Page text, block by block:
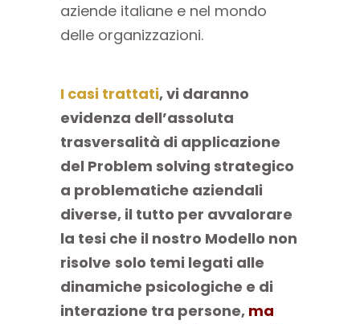
aziende italiane e nel mondo
delle organizzazioni.
I casi trattati, vi daranno
evidenza dell’assoluta
trasversalità di applicazione
del Problem solving strategico
a problematiche aziendali
diverse, il tutto per avvalorare
la tesi che il nostro Modello non
risolve solo temi legati alle
dinamiche psicologiche e di
interazione tra persone, ma